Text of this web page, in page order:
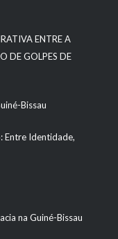
ENTRE A
DE GOLPES DE
Bissau
Entre Identidade,
na Guiné-Bissau